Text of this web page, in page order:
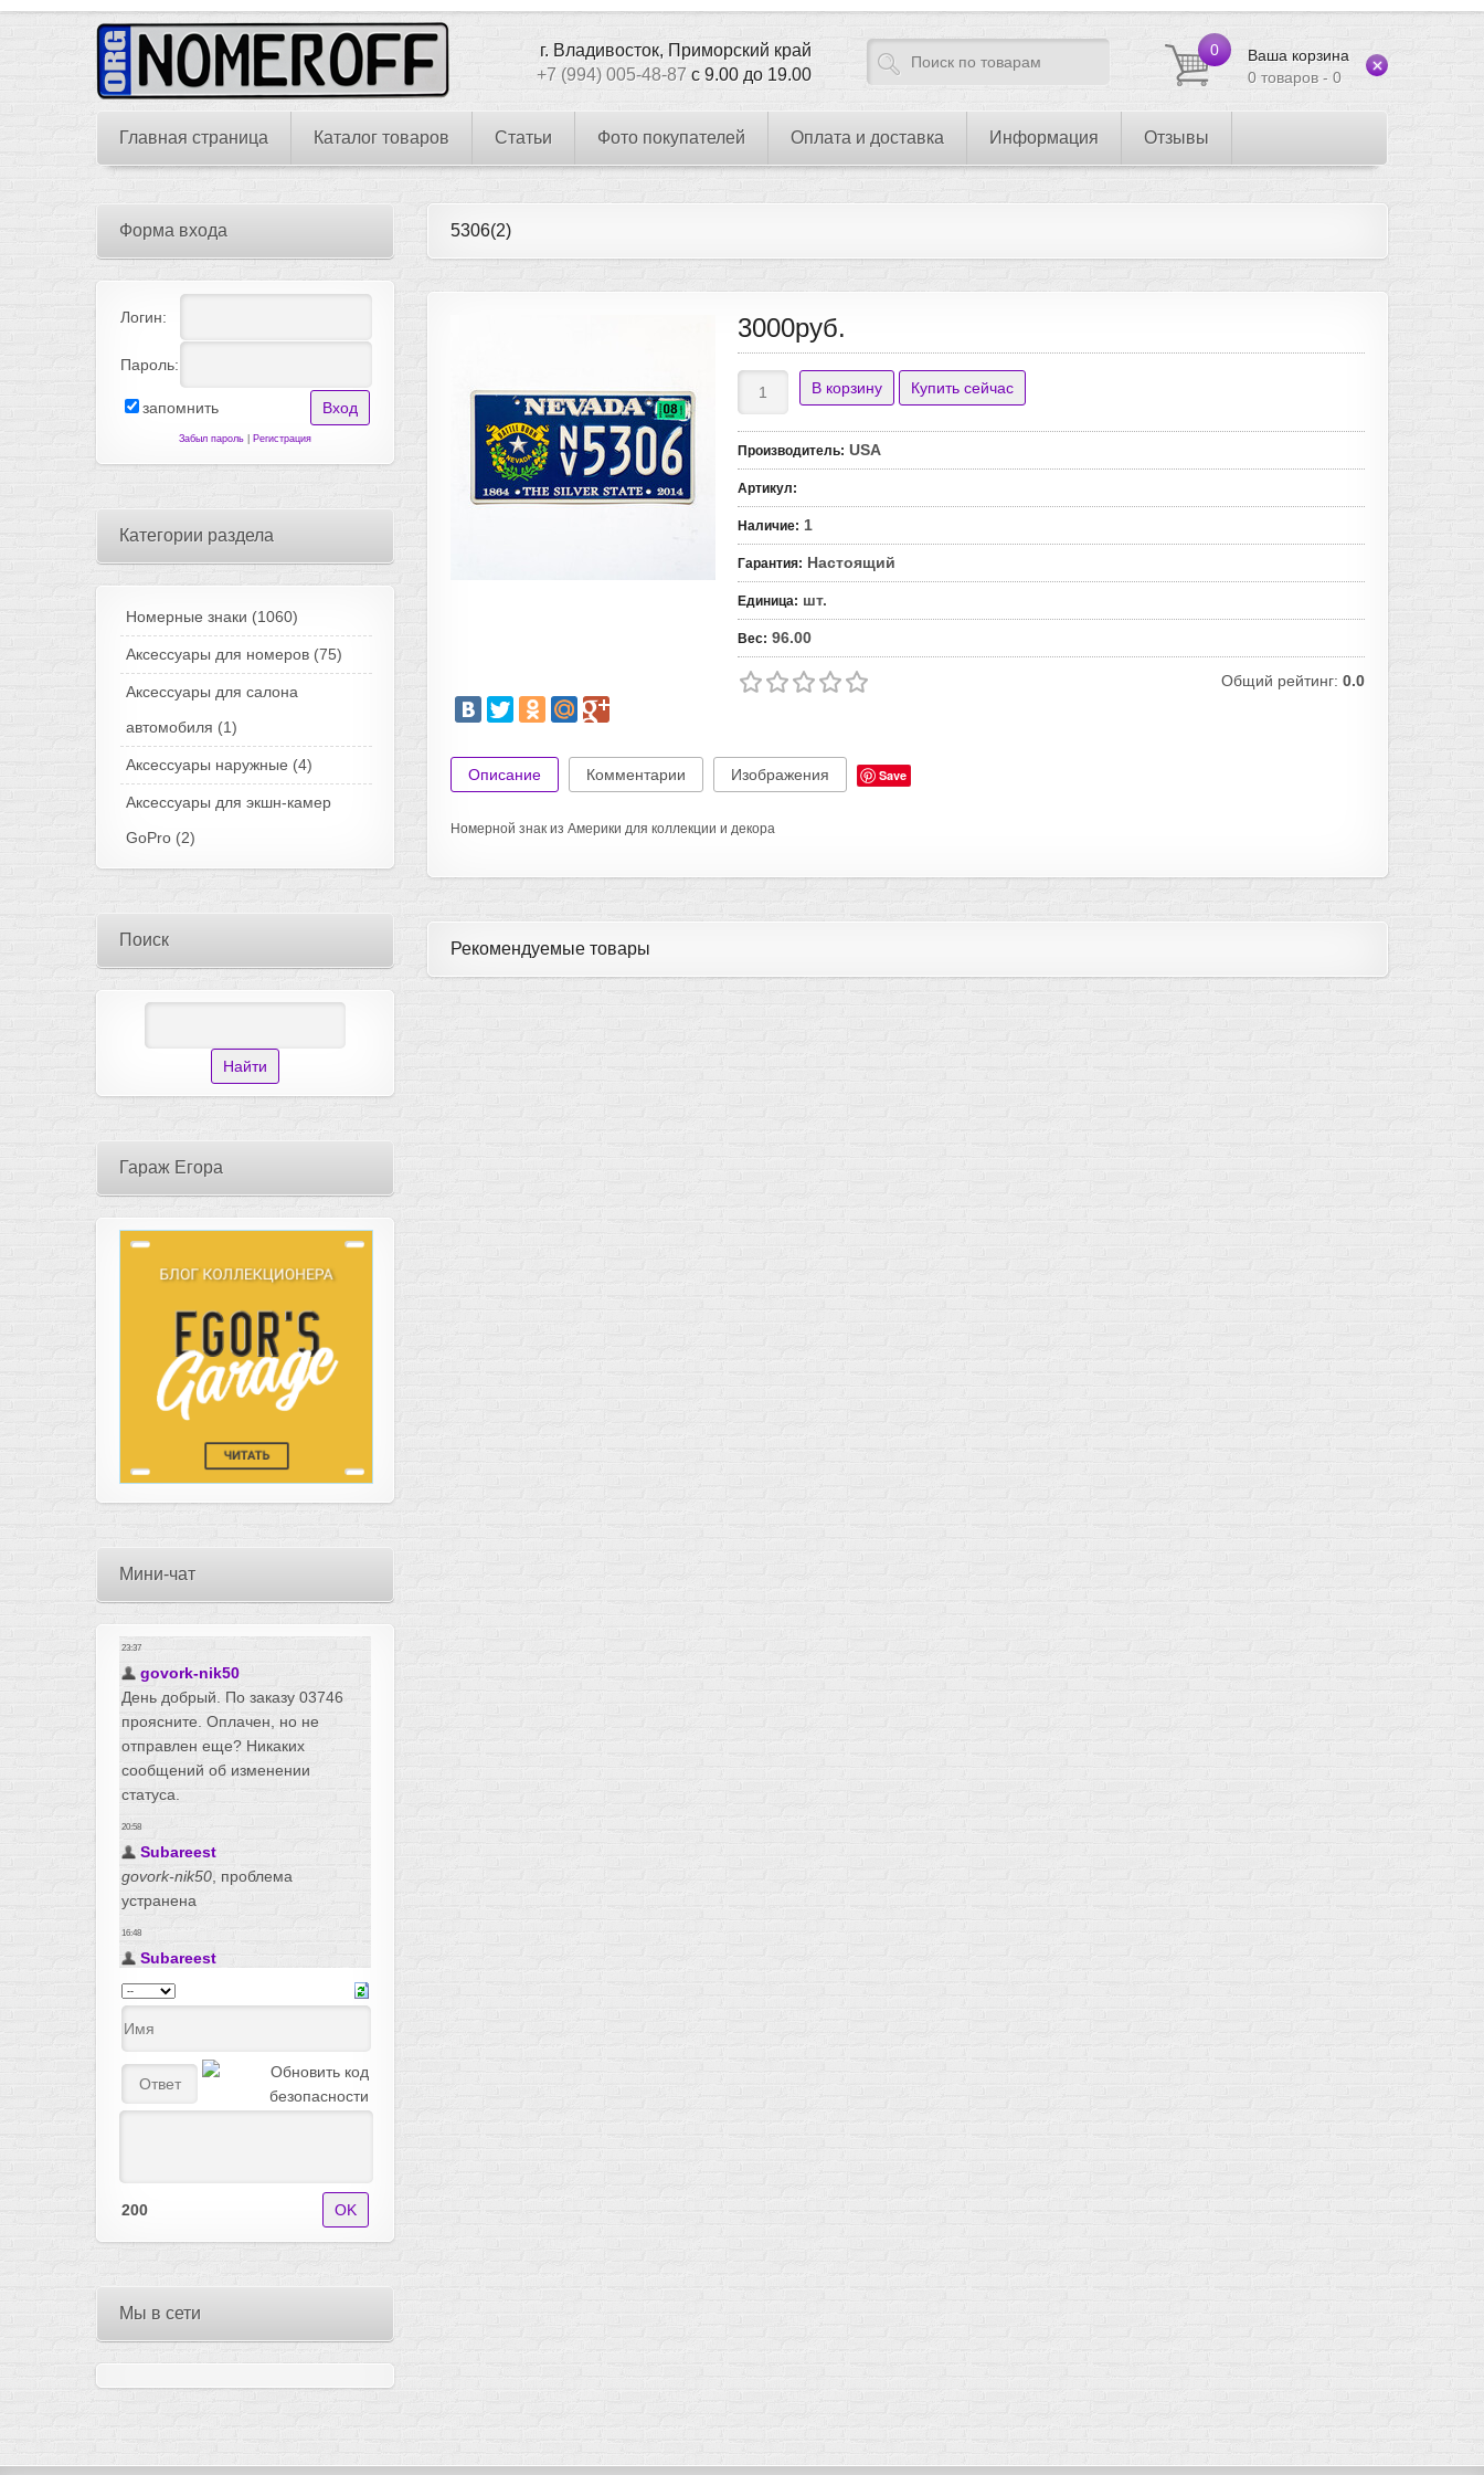
0
Ваша корзина
0 товаров - 0
г. Владивосток, Приморский край
+7 (994) 005-48-87 с 9.00 до 19.00
Главная страница Каталог товаров Статьи Фото покупателей Оплата и доставка Информация Отзывы
5306(2)
3000руб.
Производитель: USA
Артикул:
Наличие: 1
Гарантия: Настоящий
Единица: шт.
Вес: 96.00
Общий рейтинг: 0.0
Описание Комментарии Изображения Save
Номерной знак из Америки для коллекции и декора
Рекомендуемые товары
Форма входа
Логин:
Пароль:
запомнить
Забыл пароль Регистрация
Категории раздела
Номерные знаки (1060)
Аксессуары для номеров (75)
Аксессуары для салона
автомобиля (1)
Аксессуары наружные (4)
Аксессуары для экшн-камер
GoPro (2)
Поиск
Гараж Егора
Мини-чат
200
Мы в сети